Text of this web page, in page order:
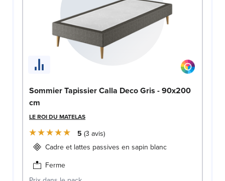
Sommier Tapissier Calla Deco Gris - 90x200
cm
LE ROI DU MATELAS
5 3 avis
Cadre et lattes passives en sapin blanc
Ferme